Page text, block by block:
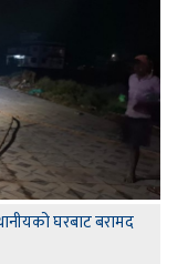
घरबाट बरामद